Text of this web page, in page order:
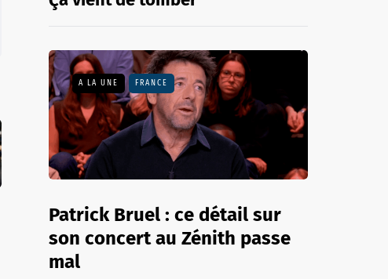
A LA UNE FRANCE
Patrick Bruel : ce détail sur
son concert au Zénith passe
mal